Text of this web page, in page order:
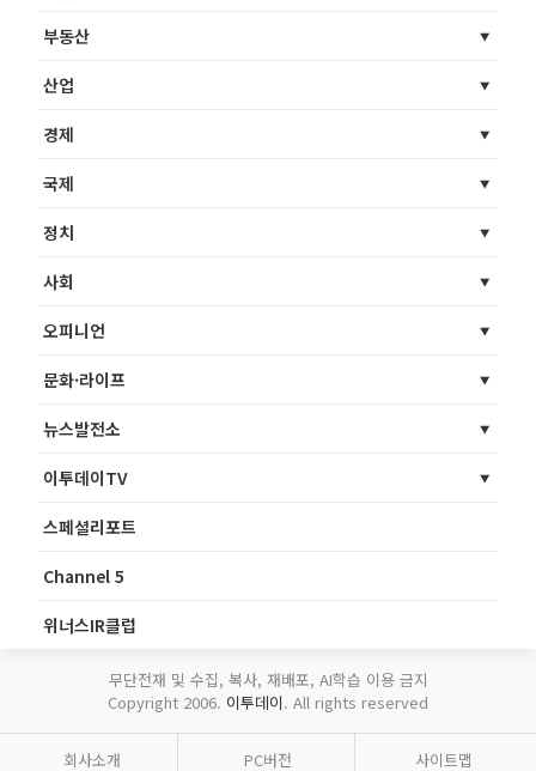
부동산
산업
경제
국제
정치
사회
오피니언
문화·라이프
뉴스발전소
이투데이TV
스페셜리포트
Channel 5
위너스IR클럽
무단전재 및 수집, 복사, 재배포, AI학습 이용 금지
Copyright 2006. 이투데이. All rights reserved
회사소개 PC버전 사이트맵